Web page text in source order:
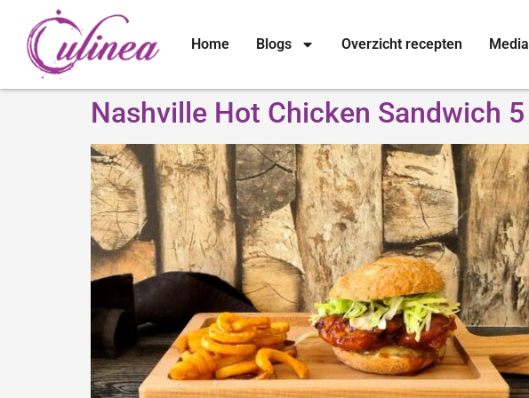
Home Blogs Overzicht recepten Media
Nashville Hot Chicken Sandwich 5